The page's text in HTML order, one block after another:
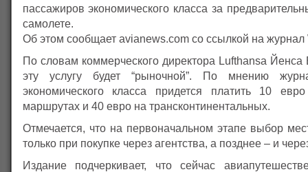
пассажиров экономического класса за
самолете.
Об этом сообщает avianews.com со ссылкой на журнал
По словам коммерческого директора Lufthansa
эту услугу будет “рыночной”. По мнению
экономического класса придется платить 10
маршрутах и 40 евро на трансконтинентальных.
Отмечается, что на первоначальном этапе выбор
только при покупке через агентства, а позднее – и
Издание подчеркивает, что сейчас